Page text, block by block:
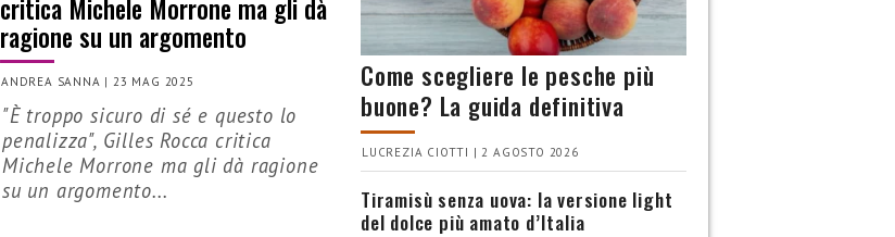
critica Michele Morrone ma gli dà
ragione su un argomento
ANDREA SANNA |23 MAG 2025
"È troppo sicuro di sé e questo lo
penalizza", Gilles Rocca critica
Michele Morrone ma gli dà ragione
su un argomento...
Come scegliere le pesche più
buone? La guida definitiva
LUCREZIA CIOTTI | 2 AGOSTO 2026
Tiramisù senza uova: la versione light
del dolce più amato d’Italia